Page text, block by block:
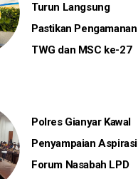
Turun Langsung
Pastikan Pengamanan
TWG dan MSC ke-27
Polres Gianyar Kawal
Penyampaian Aspirasi
Forum Nasabah LPD